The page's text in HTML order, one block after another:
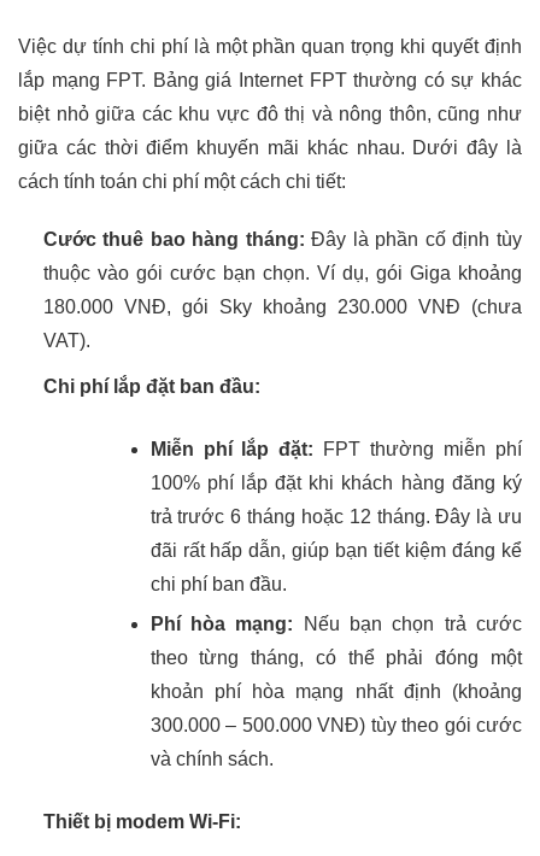
Việc dự tính chi phí là một phần quan trọng khi quyết định
lắp mạng FPT. Bảng giá Internet FPT thường có sự khác
biệt nhỏ giữa các khu vực đô thị và nông thôn, cũng như
giữa các thời điểm khuyến mãi khác nhau. Dưới đây là
cách tính toán chi phí một cách chi tiết:
Cước thuê bao hàng tháng: Đây là phần cố định tùy
thuộc vào gói cước bạn chọn. Ví dụ, gói Giga khoảng
180.000 VNĐ, gói Sky khoảng 230.000 VNĐ (chưa
VAT).
Chi phí lắp đặt ban đầu:
Miễn phí lắp đặt: FPT thường miễn phí
100% phí lắp đặt khi khách hàng đăng ký
trả trước 6 tháng hoặc 12 tháng. Đây là ưu
đãi rất hấp dẫn, giúp bạn tiết kiệm đáng kể
chi phí ban đầu.
Phí hòa mạng: Nếu bạn chọn trả cước
theo từng tháng, có thể phải đóng một
khoản phí hòa mạng nhất định (khoảng
300.000 – 500.000 VNĐ) tùy theo gói cước
và chính sách.
Thiết bị modem Wi-Fi: